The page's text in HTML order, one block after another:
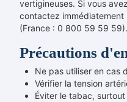
vertigineuses. Si vous
contactez immédiatement
(France : 0 800 59 59 59).
Précautions
Ne pas utiliser en cas
Vérifier la tension
Éviter le tabac,